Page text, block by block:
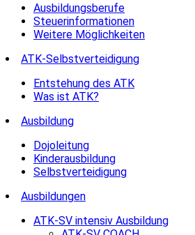
Ausbildungsberufe
Steuerinformationen
Weitere Möglichkeiten
ATK-Selbstverteidigung
Entstehung des ATK
Was ist ATK?
Ausbildung
Dojoleitung
Kinderausbildung
Selbstverteidigung
Ausbildungen
ATK-SV intensiv Ausbildung